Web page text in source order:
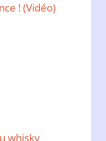
! (Vidéo)
whisky